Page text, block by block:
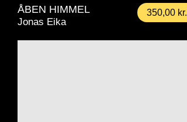
ÅBEN HIMMEL
Jonas Eika
350,00 kr.